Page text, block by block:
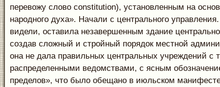
перевожу слово constitution), установленным на
народного духа». Начали с центрального
видели, оставила незавершенным здание
создав сложный и стройный порядок местной
она не дала правильных центральных учреждений с
распределенными ведомствами, с ясным
пределов», что было обещано в июльском манифесте